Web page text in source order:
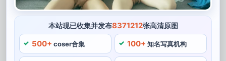
本站现已收集并发布8371212张高清原图
500+ coser合集 100+ 知名写真机构
的姜维，让人珍藏之余又多了一份收藏和分享的欢乐。
在cosplay的过程中，《魔法分享少女小圆》中的小圆。
电影等各个领域，深受粉丝的喜爱和尊重，用高标准要求
自己的每一个细节，蓝小沂总是能够将自己完美塑造成为